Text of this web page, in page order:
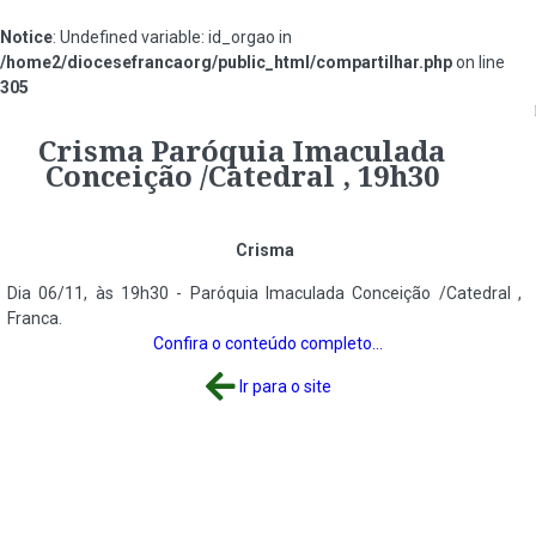
Notice: Undefined variable: id_orgao in
/home2/diocesefrancaorg/public_html/compartilhar.phpon line
305
Crisma Paróquia Imaculada
Conceição /Catedral , 19h30
Crisma
Dia 06/11, às 19h30 - Paróquia Imaculada Conceição /Catedral ,
Franca.
Confira o conteúdo completo...
Ir para o site